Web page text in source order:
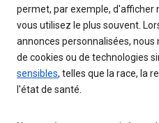
permet, par exemple, d'afficher
vous utilisez le plus souvent.
annonces personnalisées,
de cookies ou de technologies
sensibles, telles que la race, la
l'état de santé.